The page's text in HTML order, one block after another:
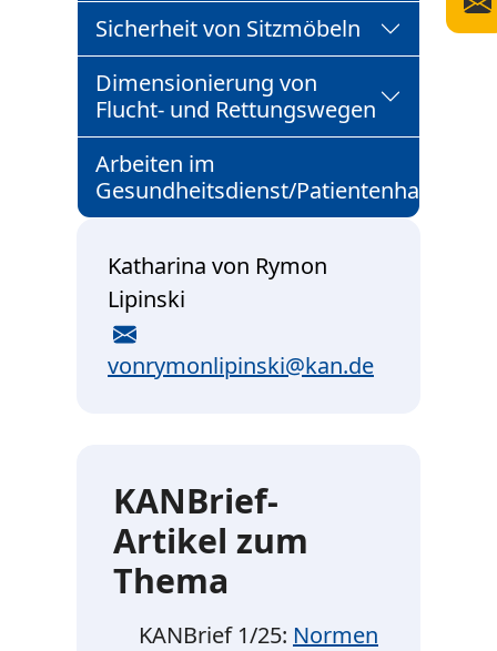
Sicherheit von Sitzmöbeln
Dimensionierung von
Flucht- und Rettungswegen
Arbeiten im
Gesundheitsdienst/Patientenhandling
Katharina von Rymon
Lipinski
vonrymonlipinski@kan.de
KANBrief-
Artikel zum
Thema
KANBrief 1/25: Normen